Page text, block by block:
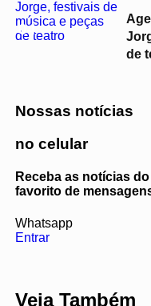
04
de
Nossas notícias
no celular
Receba as notícias
favorito de
Whatsapp
Entrar
Veja Também